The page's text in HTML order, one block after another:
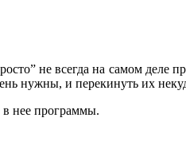
не всегда на самом деле
нужны, и перекинуть их
в нее программы.